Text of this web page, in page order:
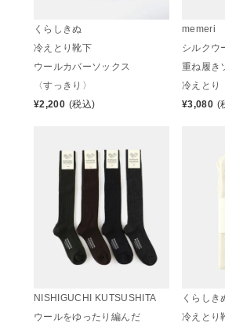
くらしきぬ
冷えとり靴下
ウールカバーソックス
〈すっきり〉
¥2,200 (税込)
memeri
シルクウ
重ね履き
冷えとり
¥3,080 (
NISHIGUCHI KUTSUSHITA
ウールをゆったり編んだ
くらしき
冷えとり